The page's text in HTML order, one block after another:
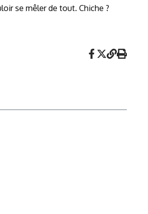
se mêler de tout. Chiche ?